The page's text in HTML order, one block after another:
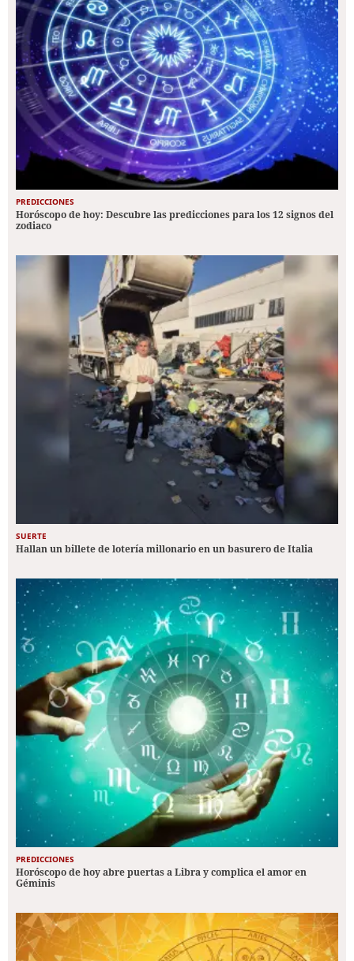
PREDICCIONES
Horóscopo de hoy: Descubre las predicciones para los 12 signos del
zodiaco
SUERTE
Hallan un billete de lotería millonario en un basurero de Italia
PREDICCIONES
Horóscopo de hoy abre puertas a Libra y complica el amor en
Géminis